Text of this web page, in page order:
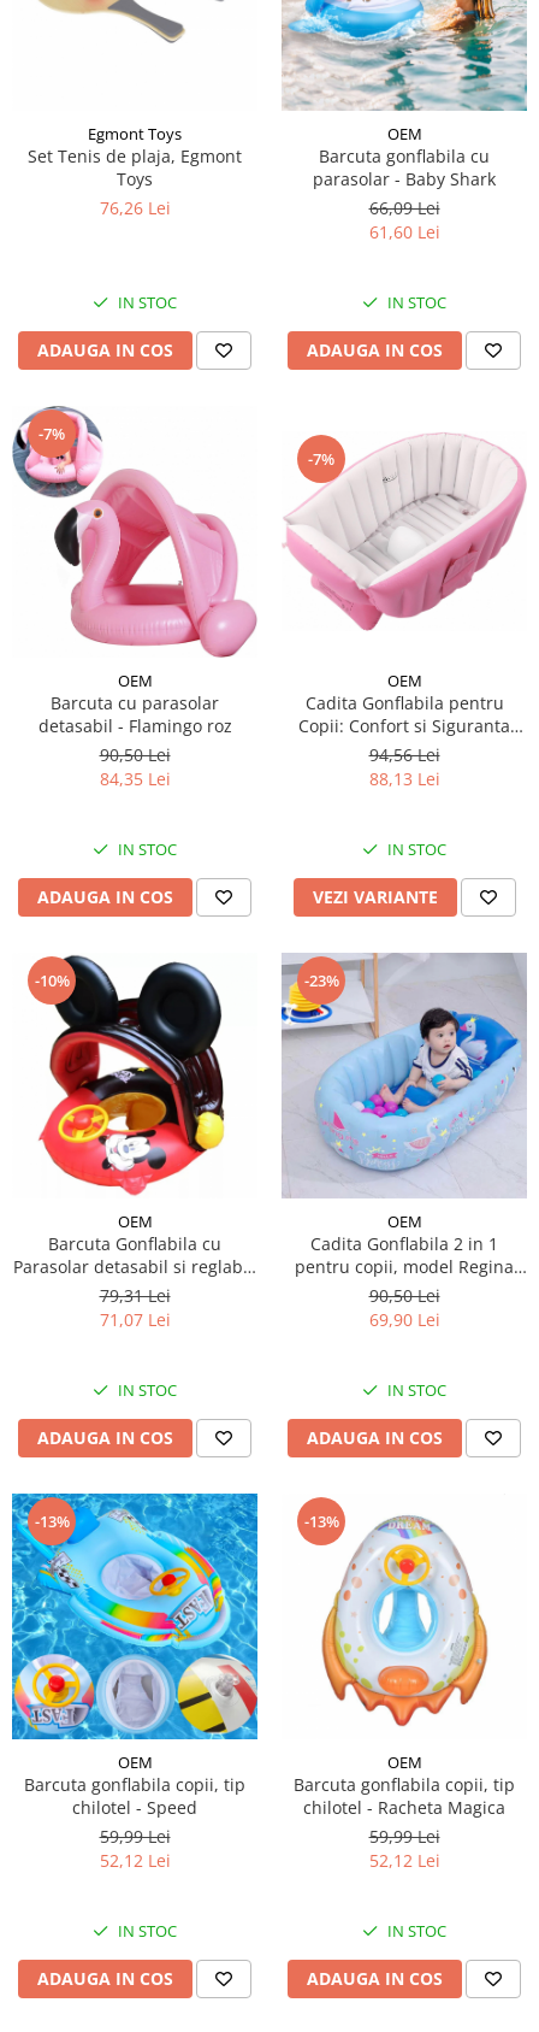
Egmont Toys
Set Tenis de plaja, Egmont
Toys
76,26 Lei
IN STOC
ADAUGA IN COS
OEM
Barcuta gonflabila cu
parasolar - Baby Shark
66,09 Lei
61,60 Lei
IN STOC
ADAUGA IN COS
-7%
OEM
Barcuta cu parasolar
detasabil - Flamingo roz
90,50 Lei
84,35 Lei
IN STOC
ADAUGA IN COS
-7%
OEM
Cadita Gonflabila pentru
Copii: Confort si Siguranta
pentru Baite Placute
94,56 Lei
88,13 Lei
IN STOC
VEZI VARIANTE
-10%
OEM
Barcuta Gonflabila cu
Parasolar detasabil si reglabil,
model Mickey Mouse
79,31 Lei
71,07 Lei
IN STOC
ADAUGA IN COS
-23%
OEM
Cadita Gonflabila 2 in 1
pentru copii, model Regina
Lebada : pentru baita sau
piscina
90,50 Lei
69,90 Lei
IN STOC
ADAUGA IN COS
-13%
OEM
Barcuta gonflabila copii, tip
chilotel - Speed
59,99 Lei
52,12 Lei
IN STOC
ADAUGA IN COS
-13%
OEM
Barcuta gonflabila copii, tip
chilotel - Racheta Magica
59,99 Lei
52,12 Lei
IN STOC
ADAUGA IN COS